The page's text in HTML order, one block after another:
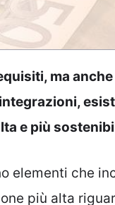
ma
e più
elementi che
più alta